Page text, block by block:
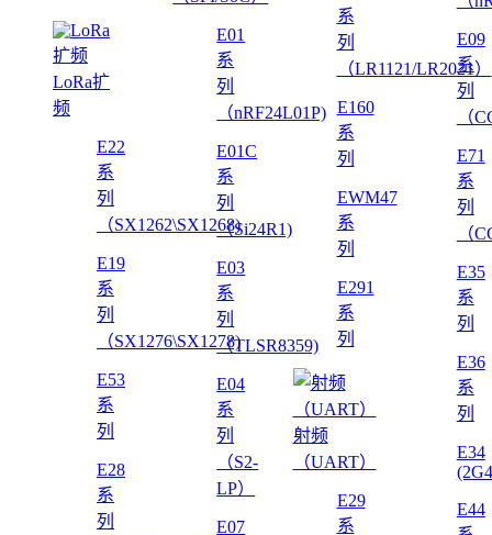
LoRa扩
频
E22
系
列
（SX1262\SX1268)
E19
系
列
（SX1276\SX1278)
E53
系
列
E28
系
列
E01
系
列
（nRF24L01P)
E01C
系
列
（Si24R1)
E03
系
列
（TLSR8359)
E04
系
列
（S2-
LP）
E07
系
列
（LR1121/LR2021）
E160
系
列
EWM47
系
列
E291
系
列
射频
（UART）
E29
系
E09
系
列
（
E71
系
列
（
E35
系
列
E36
系
列
E34
E44